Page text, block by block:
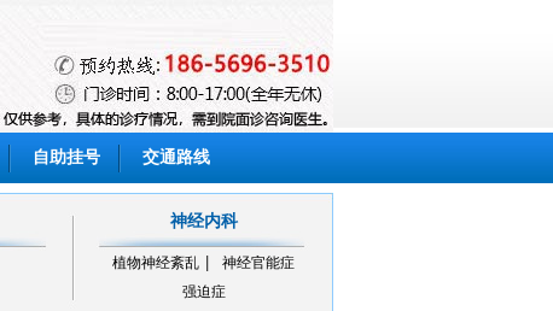
自助挂号 交通路线
神经内科
植物神经紊乱
神经官能症
强迫症